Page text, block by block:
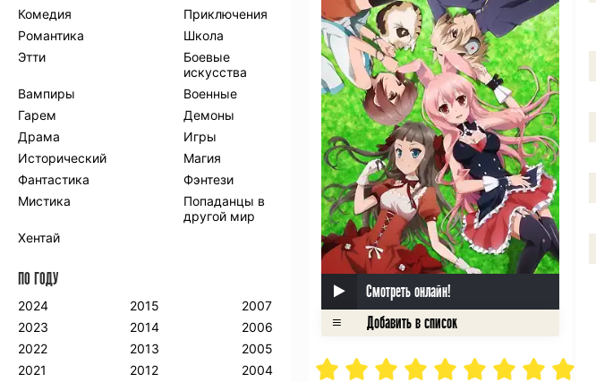
Смотреть онлайн!
Комедия
Приключения
Романтика
Школа
Этти
Боевые
искусства
Вампиры
Военные
Гарем
Демоны
Драма
Игры
Исторический
Магия
Фантастика
Фэнтези
Мистика
Попаданцы в
другой мир
Хентай
ПО ГОДУ
2024
2023
2022
2021
2015
2014
2013
2012
2007
2006
2005
2004